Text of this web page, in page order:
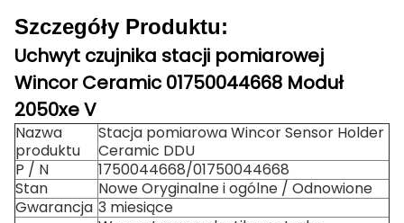
Szczegóły Produktu:
Uchwyt czujnika stacji pomiarowej
Wincor Ceramic 01750044668 Moduł
2050xe V
Nazwa
produktu
Stacja pomiarowa Wincor Sensor Holder
Ceramic DDU
P / N
1750044668/01750044668
Stan
Nowe Oryginalne i ogólne / Odnowione
Gwarancja 3 miesiące